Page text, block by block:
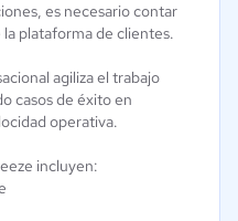
es necesario contar
plataforma de clientes.
agiliza el trabajo
casos de éxito en
operativa.
incluyen: